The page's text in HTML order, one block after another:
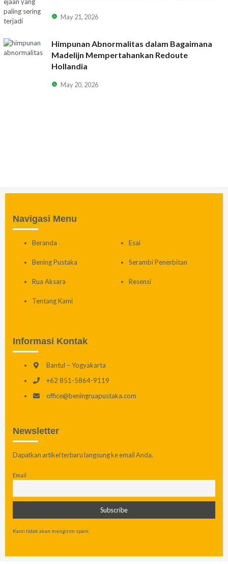
May 21, 2026
Himpunan Abnormalitas dalam Bagaimana
Madelijn Mempertahankan Redoute
Hollandia
May 20, 2026
Navigasi Menu
Beranda Esai
Bening Pustaka Serambi Penerbitan
Rua Aksara Resensi
Tentang Kami
Informasi Kontak
Bantul – Yogyakarta
+62 851-5864-9119
office@beningruapustaka.com
Newsletter
Dapatkan artikel terbaru langsung ke email Anda.
Email
Kami tidak akan mengirim spam.